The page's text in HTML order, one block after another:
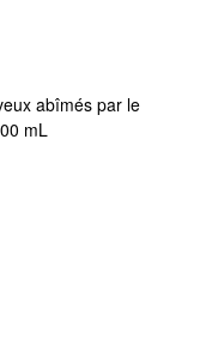
abîmés par le
mL